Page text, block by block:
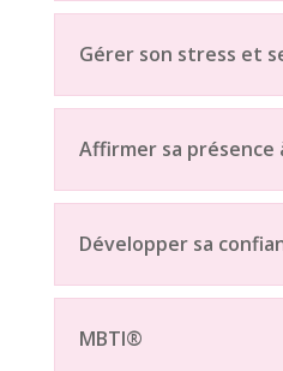
Gérer son stress et
Affirmer sa présence
Développer sa
MBTI®